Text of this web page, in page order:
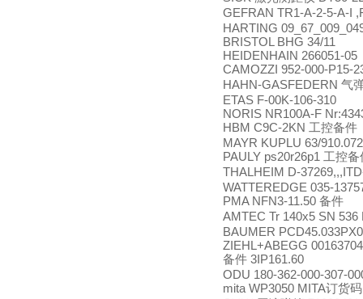
GEFRAN TR1-A-2-5-A-I
HARTING
BRISTOL BHG 34/11
HEIDENHAIN 266051-05
CAMOZZI 952-000-P15-
HAHN-GASFEDERN 气
ETAS F-00K-106-310
NORIS NR100A-F
HBM C9C-2KN 工控备件
MAYR KUPLU 63/910.072
PAULY ps20r26p1 工控备
THALHEIM D-
WATTEREDGE 035-
PMA NFN3-11.50 备件
AMTEC Tr 140x5 SN
BAUMER
ZIEHL+ABEGG
备件 3IP161.60
ODU 180-362-000-307-
mita WP3050 MITA订货